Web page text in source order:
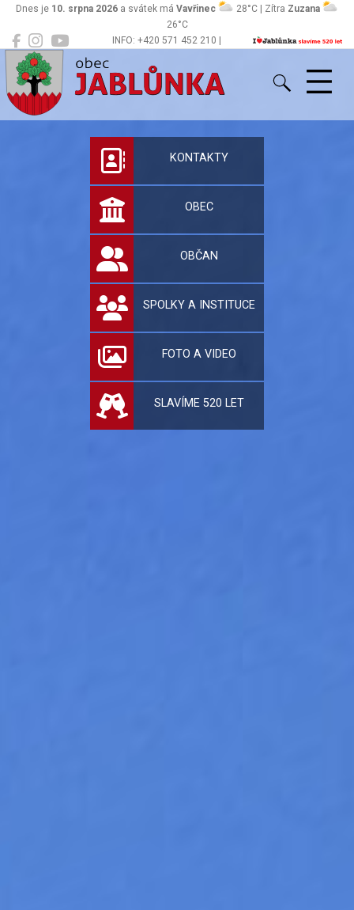
INFO: +420 571 452 210 |
Dnes je 10. srpna 2026 a svátek má Vavřinec 28°C | Zítra Zuzana
26°C
Jablůnka
Oficiální stránky
KONTAKTY
OBEC
OBČAN
SPOLKY A INSTITUCE
FOTO A VIDEO
SLAVÍME 520 LET